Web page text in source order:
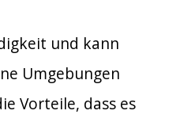
und kann
Umgebungen
Vorteile, dass es